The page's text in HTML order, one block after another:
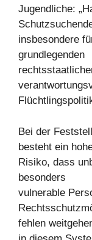
Jugendliche:
insbesondere
grundlegenden
Bei der
besteht ein
Risiko, dass
besonders
vulnerable
fehlen